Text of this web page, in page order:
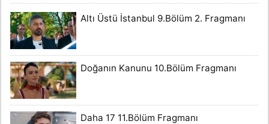
Altı Üstü İstanbul 9.Bölüm 2. Fragmanı
Doğanın Kanunu 10.Bölüm Fragmanı
Daha 17 11.Bölüm Fragmanı